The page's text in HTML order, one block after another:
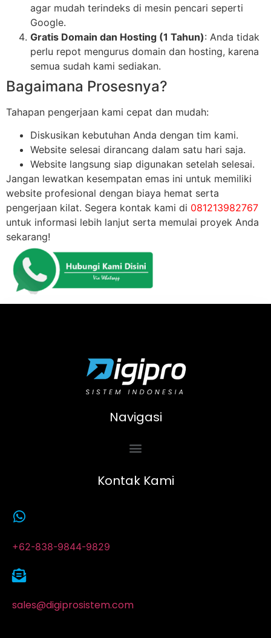
agar mudah terindeks di mesin pencari seperti
Google.
Gratis Domain dan Hosting (1 Tahun): Anda tidak
perlu repot mengurus domain dan hosting, karena
semua sudah kami sediakan.
Bagaimana Prosesnya?
Tahapan pengerjaan kami cepat dan mudah:
Diskusikan kebutuhan Anda dengan tim kami.
Website selesai dirancang dalam satu hari saja.
Website langsung siap digunakan setelah selesai.
Jangan lewatkan kesempatan emas ini untuk memiliki
website profesional dengan biaya hemat serta
pengerjaan kilat. Segera kontak kami di 081213982767
untuk informasi lebih lanjut serta memulai proyek Anda
sekarang!
Navigasi
Kontak Kami
+62-838-9844-9829
sales@digiprosistem.com